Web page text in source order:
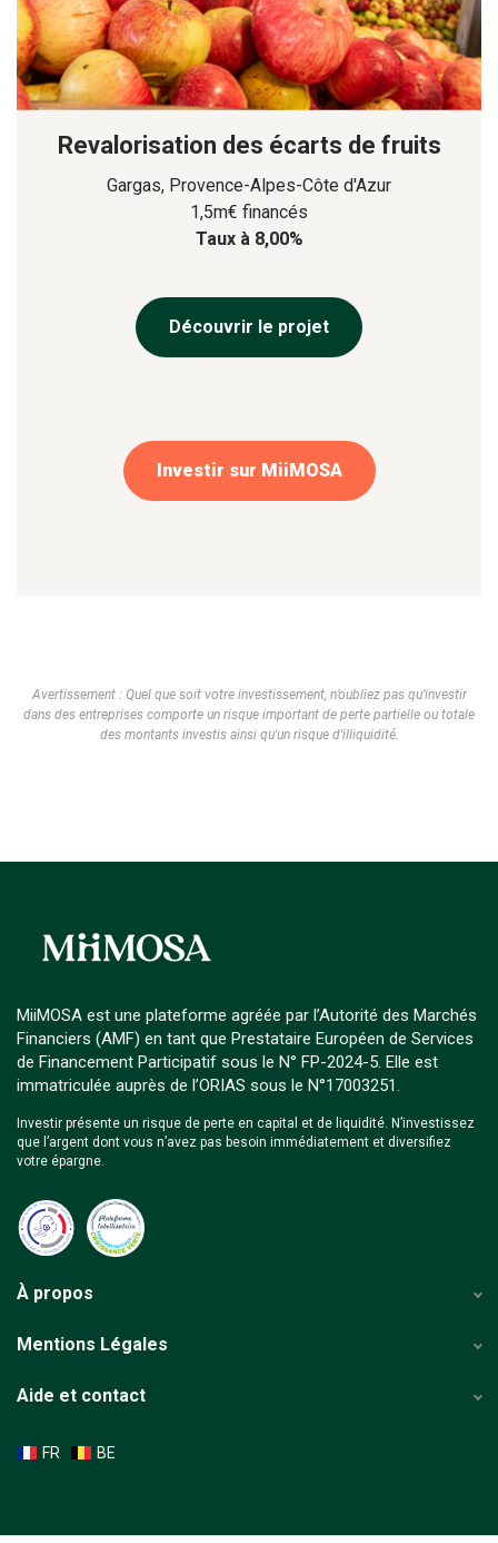
Revalorisation des écarts de fruits
Gargas, Provence-Alpes-Côte d'Azur
1,5m€ financés
Taux à 8,00%
Découvrir le projet
Investir sur MiiMOSA
Avertissement : Quel que soit votre investissement, n’oubliez pas qu’investir
dans des entreprises comporte un risque important de perte partielle ou totale
des montants investis ainsi qu'un risque d'illiquidité.
MiiMOSA est une plateforme agréée par l’Autorité des Marchés
Financiers (AMF) en tant que Prestataire Européen de Services
de Financement Participatif sous le N° FP-2024-5. Elle est
immatriculée auprès de l’ORIAS sous le N°17003251.
Investir présente un risque de perte en capital et de liquidité. N’investissez
que l’argent dont vous n’avez pas besoin immédiatement et diversifiez
votre épargne.
À propos
Mentions Légales
Aide et contact
FR BE